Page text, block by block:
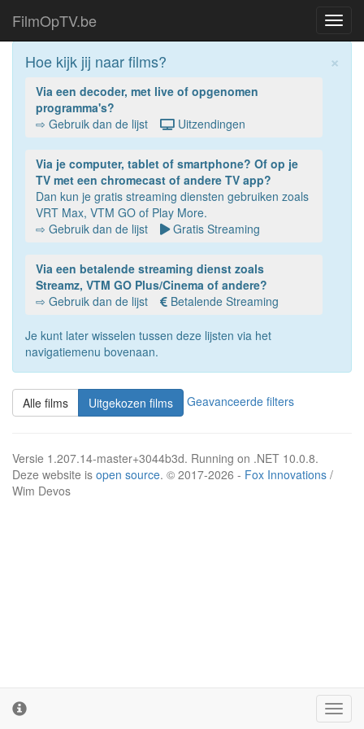
FilmOpTV.be
×
Hoe kijk jij naar films?
Via een decoder, met live of opgenomen
programma's?
⇨ Gebruik dan de lijst
Uitzendingen
Via je computer, tablet of smartphone? Of op je
TV met een chromecast of andere TV app?
Dan kun je gratis streaming diensten gebruiken zoals
VRT Max, VTM GO of Play More.
⇨ Gebruik dan de lijst
Gratis Streaming
Via een betalende streaming dienst zoals
Streamz, VTM GO Plus/Cinema of andere?
⇨ Gebruik dan de lijst
Betalende Streaming
Je kunt later wisselen tussen deze lijsten via het
navigatiemenu bovenaan.
Alle films Uitgekozen films Geavanceerde filters
Versie 1.207.14-master+3044b3d. Running on .NET 10.0.8.
Deze website is open source. © 2017-2026 - Fox Innovations /
Wim Devos